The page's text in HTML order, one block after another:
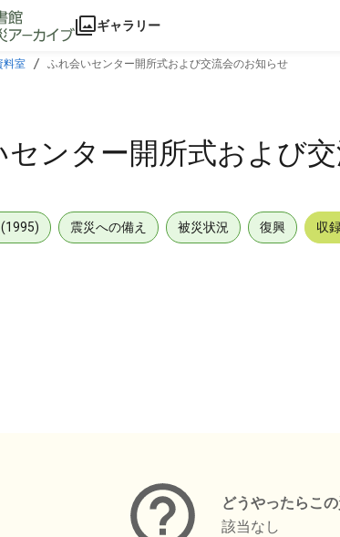
ギャラリー
料室 ふれ会いセンター開所式および交流会のお知らせ
センター開所式および
(1995) 震災への備え 被災状況 復興 収
どうやったらこ
該当なし